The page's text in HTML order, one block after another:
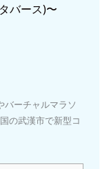
バース)〜
バーチャルマラソ
の武漢市で新型コ